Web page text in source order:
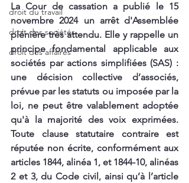
droit du travail
droit des sociétés
droit des affaires
La Cour de cassation a publié le 15
novembre 2024 un arrêt d'Assemblée
plénière très attendu. Elle y rappelle un
principe fondamental applicable aux
sociétés par actions simplifiées (SAS) :
une décision collective d’associés,
prévue par les statuts ou imposée par la
loi, ne peut être valablement adoptée
qu'à la majorité des voix exprimées.
Toute clause statutaire contraire est
réputée non écrite, conformément aux
articles 1844, alinéa 1, et 1844-10, alinéas
2 et 3, du Code civil, ainsi qu’à l’article